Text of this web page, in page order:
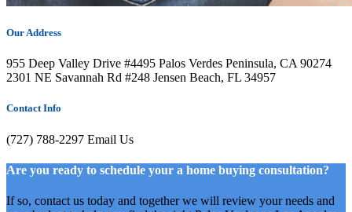
Our Address
955 Deep Valley Drive #4495 Palos Verdes Peninsula, CA 90274
2301 NE Savannah Rd #248 Jensen Beach, FL 34957
Contact Info
(727) 788-2297 Email Us
Are you ready to schedule your a home buying consultation?
If so, contact us today and together we will review your needs and